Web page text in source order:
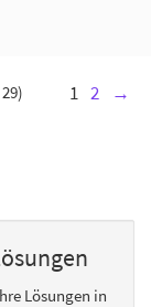
1 2 →
Lösungen in